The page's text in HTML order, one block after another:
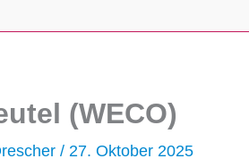
(WECO)
/ 27. Oktober 2025